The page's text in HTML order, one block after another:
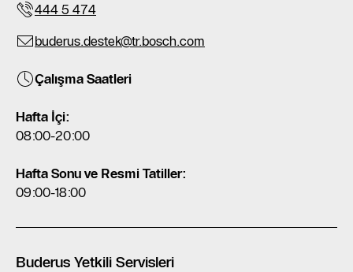
444 5 474
buderus.destek@tr.bosch.com
Çalışma Saatleri
Hafta İçi:
08:00-20:00
Hafta Sonu ve Resmi Tatiller:
09:00-18:00
Buderus Yetkili Servisleri